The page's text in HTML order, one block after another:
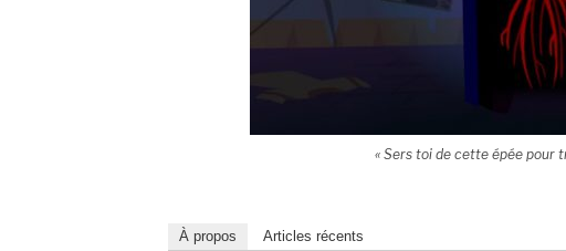
« Sers toi de cette épée pour
À propos Articles récents